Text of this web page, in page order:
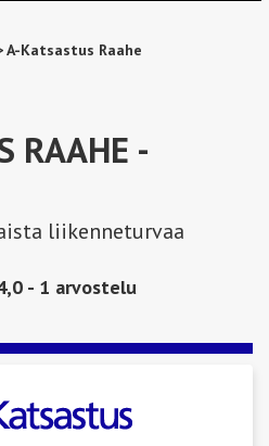
A-Katsastus Raahe
RAAHE -
liikenneturvaa
- 1 arvostelu